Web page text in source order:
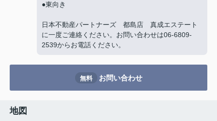
●東向き
日本不動産パートナーズ 都島店 真成エステート
に一度ご連絡ください。お問い合わせは06-6809-
2539からお電話ください。
無料 お問い合わせ
地図